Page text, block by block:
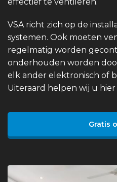
VSA richt zich op de
systemen. Ook moeten
regelmatig worden
onderhouden worden
elk ander elektronisch of
Uiteraard helpen wij u hier
Gratis